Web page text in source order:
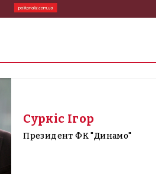
Суркіс Ігор
Президент ФК "Динамо"